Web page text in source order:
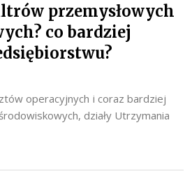
przemysłowych
co bardziej
operacyjnych i coraz bardziej
działy Utrzymania